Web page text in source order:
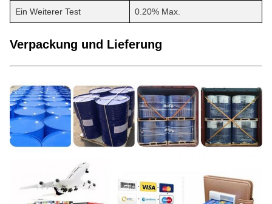
Ein Weiterer Test 0.20% Max.
Verpackung und Lieferung